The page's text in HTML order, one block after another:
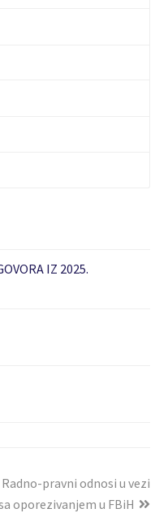
IZ 2025.
Radno-pravni odnosi u vezi
oporezivanjem u FBiH